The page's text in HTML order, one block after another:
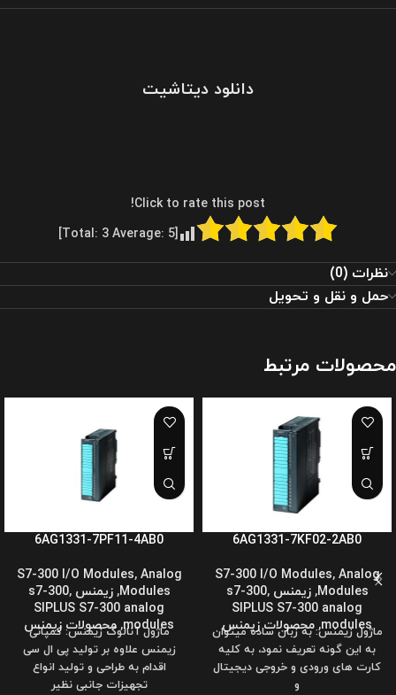
دانلود دیتاشیت
Click to rate this post!
[Total:
3 Average: 5
]
نظرات (0)
حمل و نقل و تحویل
محصولات مرتبط
6AG1331-7KF02-2AB0
S7-300 I/O Modules, Analog
Modules
,زیمنس s7-300,
SIPLUS S7-300 analog
modules
,محصولات زیمنس
ماژول زیمنس: به زبان ساده میتوان
به این گونه تعریف نمود، به کلیه
کارت های ورودی و خروجی دیجیتال
و
6AG1331-7PF11-4AB0
S7-300 I/O Modules, Analog
Modules
,زیمنس s7-300,
SIPLUS S7-300 analog
modules
, محصولات زیمنس
ماژول آنالوگ زیمنس: کمپانی
زیمنس علاوه بر تولید پی ال سی
اقدام به طراحی و تولید انواع
تجهیزات جانبی نظیر